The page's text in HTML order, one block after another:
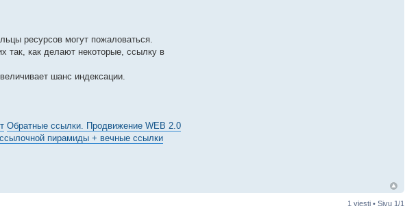
ресурсов могут пожаловаться.
как делают некоторые, ссылку в
шанс индексации.
Обратные ссылки. Продвижение WEB 2.0
пирамиды + вечные ссылки
1 viesti • Sivu 1/1